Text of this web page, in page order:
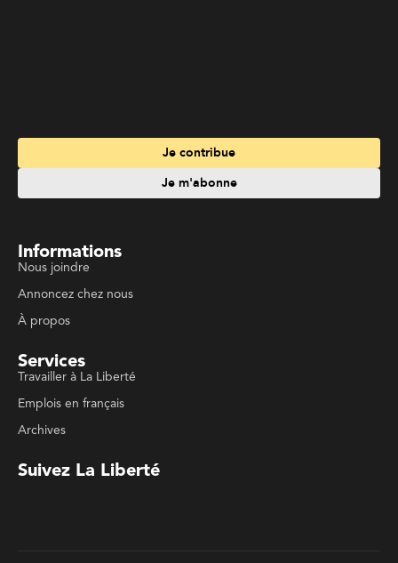
Services
Suivez La Liberté
Code de conduite
Politique de confidentialité
Politique de droits d'auteurs
La Liberté © 2023